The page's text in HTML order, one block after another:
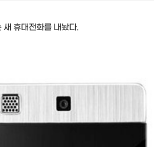
휴대전화를 내놨다.